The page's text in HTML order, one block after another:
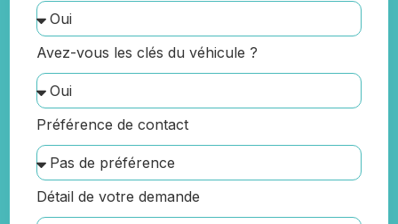
Avez-vous les clés du véhicule ?
Préférence de contact
Détail de votre demande